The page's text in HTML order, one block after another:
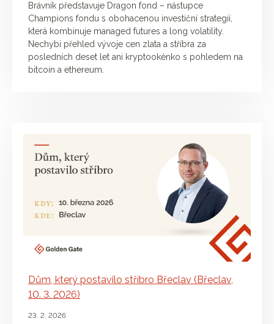
Brávník představuje Dragon fond – nástupce
Champions fondu s obohacenou investiční strategií,
která kombinuje managed futures a long volatility.
Nechybí přehled vývoje cen zlata a stříbra za
posledních deset let ani kryptookénko s pohledem na
bitcoin a ethereum.
Dům, který postavilo stříbro Břeclav (Břeclav,
10. 3. 2026)
23. 2. 2026